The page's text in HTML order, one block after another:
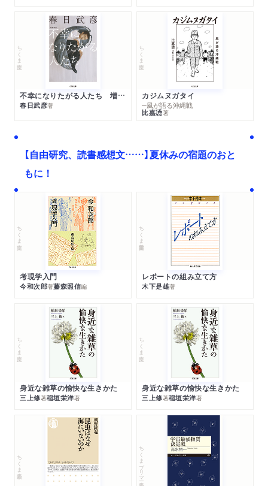
ちくま文庫
不幸になりたがる人たち 増補新版
春日武彦著
ちくま文庫
カジムヌガタイ
─風が語る沖縄戦
比嘉慂著
【自由研究、読書感想文……】夏休みの宿題のおと
もに！
ちくま文庫
考現学入門
今和次郎著藤森照信編
ちくま学芸文庫
レポートの組み立て方
木下是雄著
ちくま文庫
身近な雑草の愉快な生きかた
三上修著稲垣栄洋著
ちくま文庫
身近な雑草の愉快な生きかた
三上修著稲垣栄洋著
ちくま新書 ちくまプリマー新書